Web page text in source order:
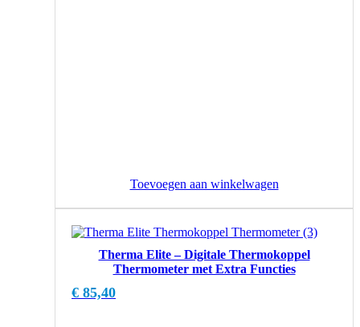
Toevoegen aan winkelwagen
Therma Elite – Digitale Thermokoppel
Thermometer met Extra Functies
€ 85,40